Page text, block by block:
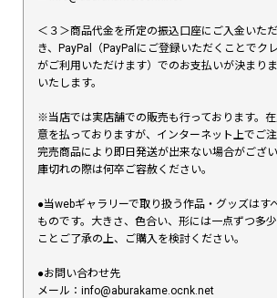
＜３＞商品代金を所定の振込口座にご入金いた
き、PayPal（PayPalにご登録いただくことでク
がご利用いただけます）でのお支払いが決まり
いたします。
※当店では実店舗での販売も行っております。
意を払っておりますが、インターネット上でご注
完売商品により即日発送が出来ない場合がござ
庫切れの際は何卒ご容赦ください。
●当webギャラリーで取り扱う作品・グッズはす
ものです。大きさ、色合い、形には一点ずつ多
ことご了承の上、ご購入を検討ください。
●お問い合わせ先
メール：info@aburakame.ocnk.net